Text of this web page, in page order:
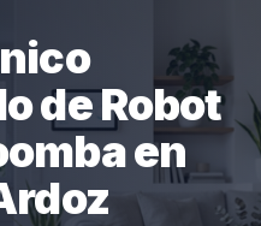
de Robot
en